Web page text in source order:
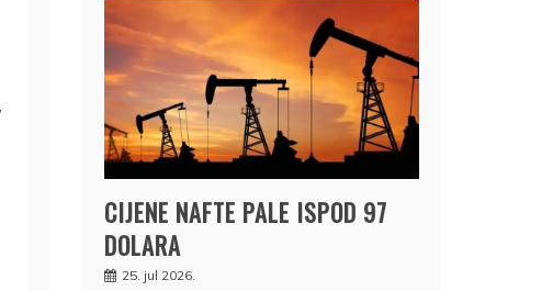
CIJENE NAFTE PALE ISPOD 97
DOLARA
25. jul 2026.